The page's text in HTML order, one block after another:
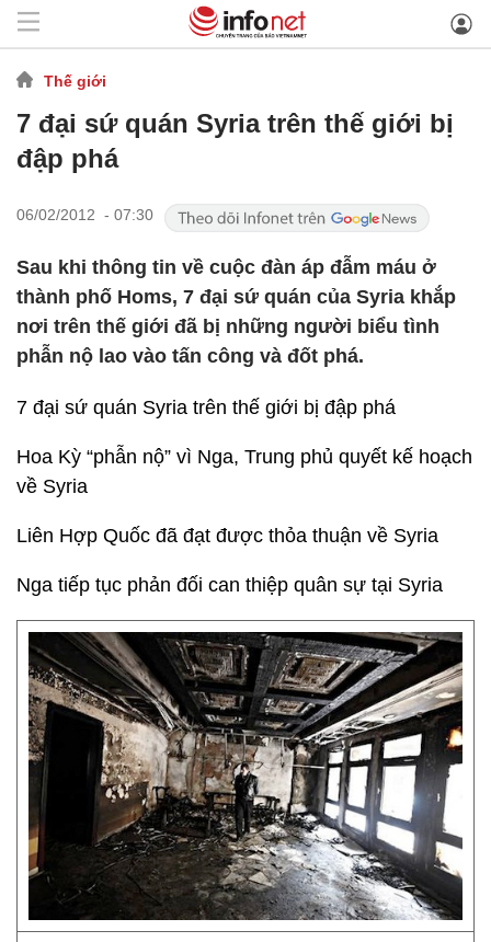
Thế giới
7 đại sứ quán Syria trên thế giới bị
đập phá
06/02/2012 - 07:30
Sau khi thông tin về cuộc đàn áp đẫm máu ở
thành phố Homs, 7 đại sứ quán của Syria khắp
nơi trên thế giới đã bị những người biểu tình
phẫn nộ lao vào tấn công và đốt phá.
7 đại sứ quán Syria trên thế giới bị đập phá
Hoa Kỳ “phẫn nộ” vì Nga, Trung phủ quyết kế hoạch
về Syria
Liên Hợp Quốc đã đạt được thỏa thuận về Syria
Nga tiếp tục phản đối can thiệp quân sự tại Syria